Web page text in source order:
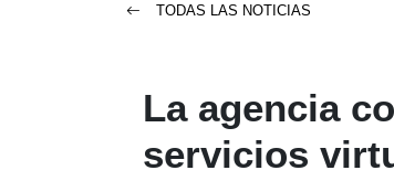
TODAS LAS NOTICIAS
La agencia
servicios